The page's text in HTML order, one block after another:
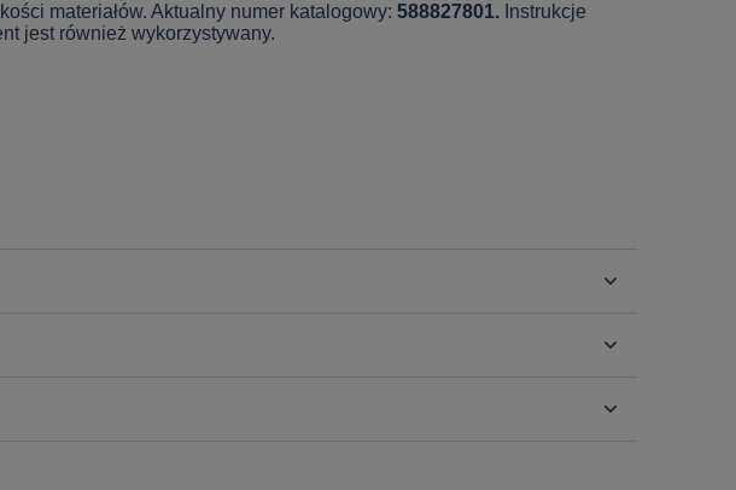
materiałów. Aktualny numer katalogowy: 588827801. Instrukcje
jest również wykorzystywany.